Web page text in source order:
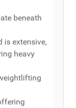
beneath
is extensive,
heavy